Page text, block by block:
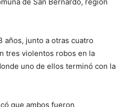
de San Bernardo, región
años, junto a otras cuatro
tres violentos robos en la
uno de ellos terminó con la
que ambos fueron